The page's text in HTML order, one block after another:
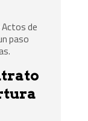
de
paso